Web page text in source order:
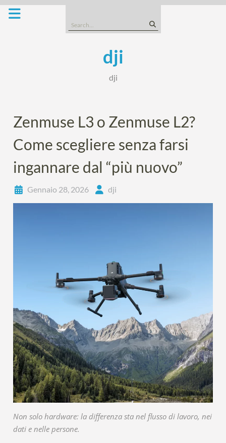
Skip
Search
for:
dji
dji
Zenmuse L3 o Zenmuse L2?
Come scegliere senza farsi
ingannare dal “più nuovo”
Gennaio 28, 2026 dji
Non solo hardware: la differenza sta nel flusso di lavoro, nei
dati e nelle persone.